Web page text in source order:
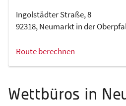
Ingolstädter Straße, 8
92318, Neumarkt in der
Route berechnen
Wettbüros in